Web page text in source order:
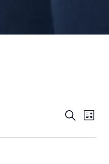
Zoeken
Zoeken
Lijst